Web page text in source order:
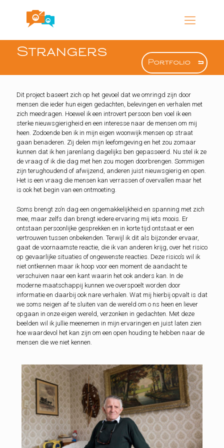
Strangers
Portfolio
Dit project baseert zich op het gevoel dat we omringd zijn door
mensen die ieder hun eigen gedachten, belevingen en verhalen met
zich meedragen. Hoewel ik een introvert persoon ben voel ik een
sterke nieuwsgierigheid en een interesse naar de mensen om mij
heen. Zodoende ben ik in mijn eigen woonwijk mensen op straat
gaan benaderen. Zij delen mijn leefomgeving en het zou zomaar
kunnen dat ik hen jarenlang dagelijks ben gepasseerd. Nu stel ik ze
de vraag of ik die dag met hen zou mogen doorbrengen. Sommigen
zijn terughoudend of afwijzend, anderen juist nieuwsgierig en open.
Het is een vraag die mensen kan verrassen of overvallen maar het
is ook het begin van een ontmoeting.
Soms brengt zo’n dag een ongemakkelijkheid en spanning met zich
mee, maar zelfs dan brengt iedere ervaring mij iets moois. Er
ontstaan persoonlijke gesprekken en in korte tijd ontstaat er een
vertrouwen tussen onbekenden. Terwijl ik dit als bijzonder ervaar,
gaat de voornaamste reactie, die ik van anderen krijg, over het risico
op gevaarlijke situaties of ongewenste reacties. Deze risico’s wil ik
niet ontkennen maar ik hoop voor een moment de aandacht te
verschuiven naar een kant waarin het ook anders kan. In de
moderne maatschappij kunnen we overspoelt worden door
informatie en daarbij ook nare verhalen. Wat mij hierbij opvalt is dat
we soms neigen af te sluiten van de wereld om o ns heen en liever
opgaan in onze eigen wereld, verzonken in gedachten. Met deze
beelden wil ik jullie meenemen in mijn ervaringen en juist laten zien
hoe waardevol het kan zijn om een open houding te hebben naar de
mensen die we niet kennen.